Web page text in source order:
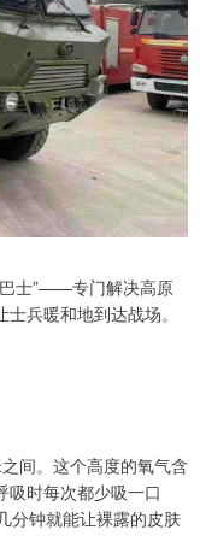
士”——专门解决高原
兵暖和地到达战场。
间。这个高度的氧气含
吸时每次都少吸一口
分钟就能让裸露的皮肤